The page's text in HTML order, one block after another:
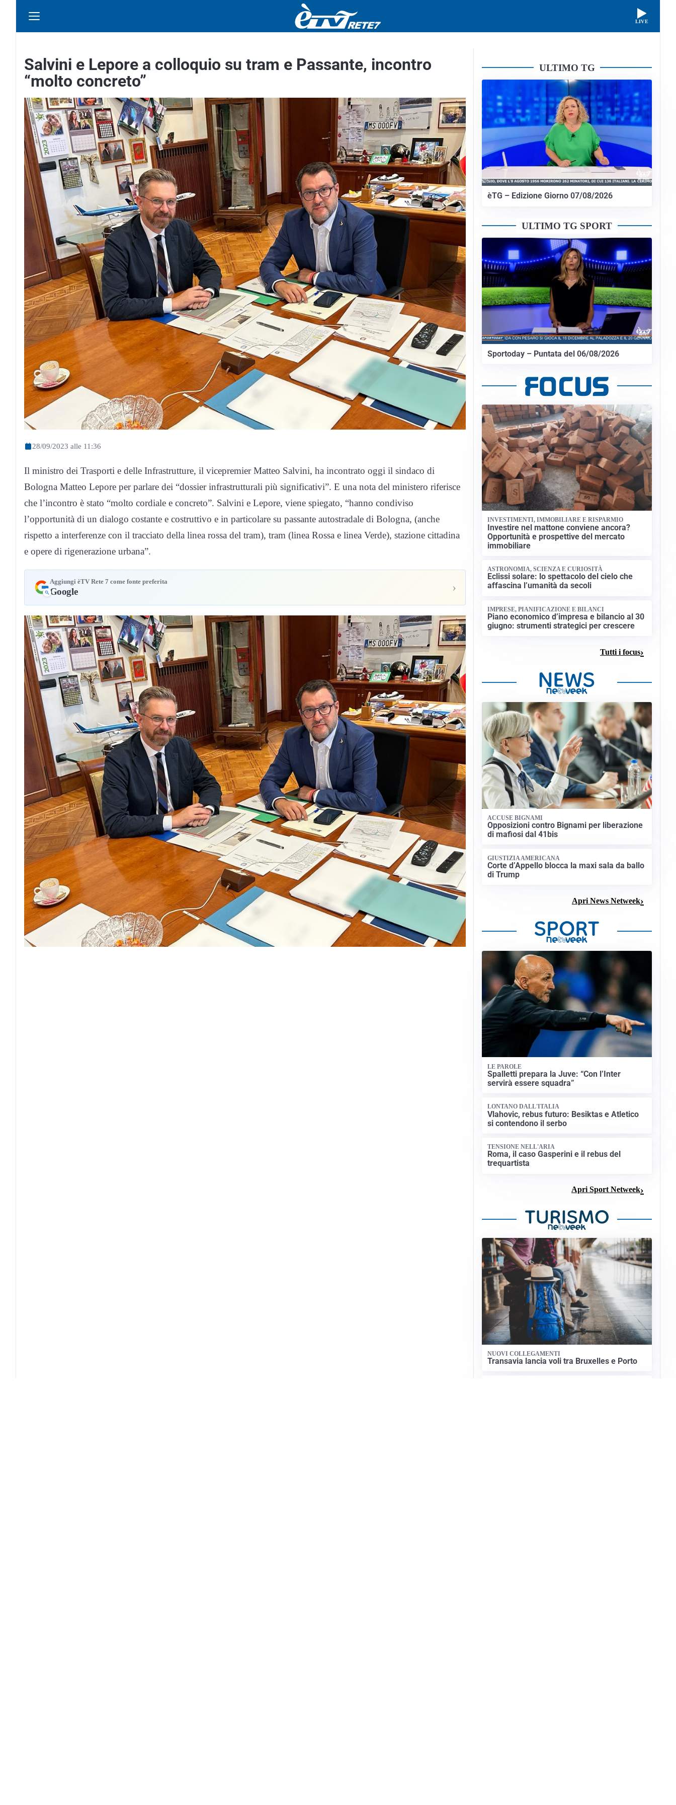
LIVE
Salvini e Lepore a colloquio su tram e Passante, incontro
“molto concreto”
28/09/2023 alle 11:36
Il ministro dei Trasporti e delle Infrastrutture, il vicepremier Matteo Salvini, ha incontrato oggi il sindaco di
Bologna Matteo Lepore per parlare dei “dossier infrastrutturali più significativi”. E una nota del ministero riferisce
che l’incontro è stato “molto cordiale e concreto”. Salvini e Lepore, viene spiegato, “hanno condiviso
l’opportunità di un dialogo costante e costruttivo e in particolare su passante autostradale di Bologna, (anche
rispetto a interferenze con il tracciato della linea rossa del tram), tram (linea Rossa e linea Verde), stazione cittadina
e opere di rigenerazione urbana”.
Aggiungi èTV Rete 7 come fonte preferita
Google ›
ULTIMO TG
èTG – Edizione Giorno 07/08/2026
ULTIMO TG SPORT
Sportoday – Puntata del 06/08/2026
INVESTIMENTI, IMMOBILIARE E RISPARMIO
Investire nel mattone conviene ancora?
Opportunità e prospettive del mercato
immobiliare
ASTRONOMIA, SCIENZA E CURIOSITÀ
Eclissi solare: lo spettacolo del cielo che
affascina l’umanità da secoli
IMPRESE, PIANIFICAZIONE E BILANCI
Piano economico d’impresa e bilancio al 30
giugno: strumenti strategici per crescere
Tutti i focus
ACCUSE BIGNAMI
Opposizioni contro Bignami per liberazione
di mafiosi dal 41bis
GIUSTIZIA AMERICANA
Corte d’Appello blocca la maxi sala da ballo
di Trump
Apri News Netweek
LE PAROLE
Spalletti prepara la Juve: “Con l’Inter
servirà essere squadra”
LONTANO DALL'ITALIA
Vlahovic, rebus futuro: Besiktas e Atletico
si contendono il serbo
TENSIONE NELL'ARIA
Roma, il caso Gasperini e il rebus del
trequartista
Apri Sport Netweek
NUOVI COLLEGAMENTI
Transavia lancia voli tra Bruxelles e Porto